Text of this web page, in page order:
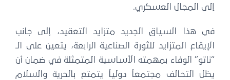
إلى المجال العسكري.
في هذا السياق الجديد متزايد التعقيد، إلى جانب
الإيقاع المتزايد للثورة الصناعية الرابعة، يتعين على الـ
“ناتو” الوفاء بمهمته الأساسية المتمثلة في ضمان أن
يظل التحالف مجتمعاً دولياً يتمتع بالحرية والسلام